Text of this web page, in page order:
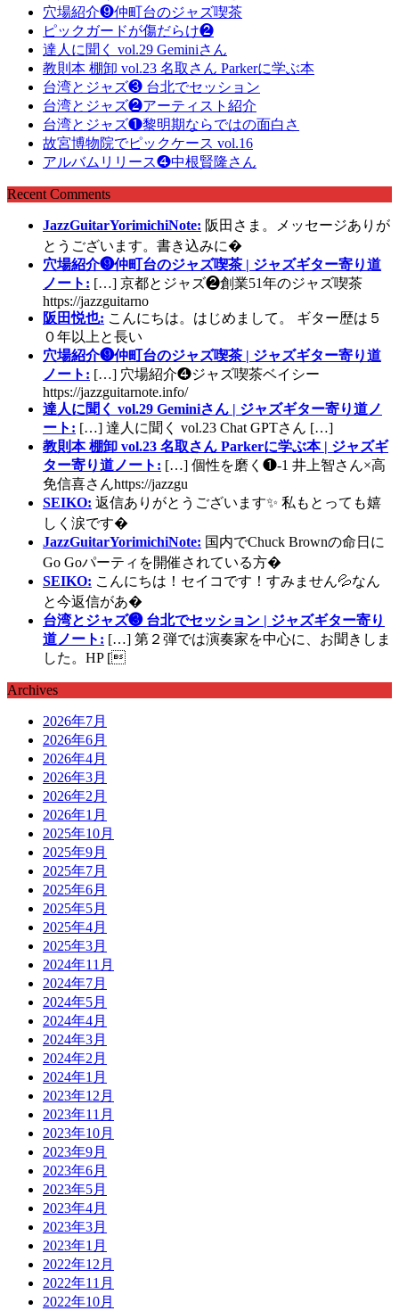
穴場紹介❾仲町台のジャズ喫茶
ピックガードが傷だらけ❷
達人に聞く vol.29 Geminiさん
教則本 棚卸 vol.23 名取さん Parkerに学ぶ本
台湾とジャズ❸ 台北でセッション
台湾とジャズ❷アーティスト紹介
台湾とジャズ❶黎明期ならではの面白さ
故宮博物院でピックケース vol.16
アルバムリリース❹中根賢隆さん
Recent Comments
JazzGuitarYorimichiNote: 阪田さま。メッセージありが
とうございます。書き込みに�
穴場紹介❾仲町台のジャズ喫茶 | ジャズギター寄り道
ノート: […] 京都とジャズ❷創業51年のジャズ喫茶
https://jazzguitarno
阪田悦也: こんにちは。はじめまして。 ギター歴は５
０年以上と長い
穴場紹介❾仲町台のジャズ喫茶 | ジャズギター寄り道
ノート: […] 穴場紹介❹ジャズ喫茶ベイシー
https://jazzguitarnote.info/
達人に聞く vol.29 Geminiさん | ジャズギター寄り道ノ
ート: […] 達人に聞く vol.23 Chat GPTさん […]
教則本 棚卸 vol.23 名取さん Parkerに学ぶ本 | ジャズギ
ター寄り道ノート: […] 個性を磨く❶-1 井上智さん×高
免信喜さんhttps://jazzgu
SEIKO: 返信ありがとうございます✨ 私もとっても嬉
しく涙です�
JazzGuitarYorimichiNote: 国内でChuck Brownの命日に
Go Goパーティを開催されている方�
SEIKO: こんにちは！セイコです！すみません💦なん
と今返信があ�
台湾とジャズ❸ 台北でセッション | ジャズギター寄り
道ノート: […] 第２弾では演奏家を中心に、お聞きしま
した。HP [
Archives
2026年7月
2026年6月
2026年4月
2026年3月
2026年2月
2026年1月
2025年10月
2025年9月
2025年7月
2025年6月
2025年5月
2025年4月
2025年3月
2024年11月
2024年7月
2024年5月
2024年4月
2024年3月
2024年2月
2024年1月
2023年12月
2023年11月
2023年10月
2023年9月
2023年6月
2023年5月
2023年4月
2023年3月
2023年1月
2022年12月
2022年11月
2022年10月